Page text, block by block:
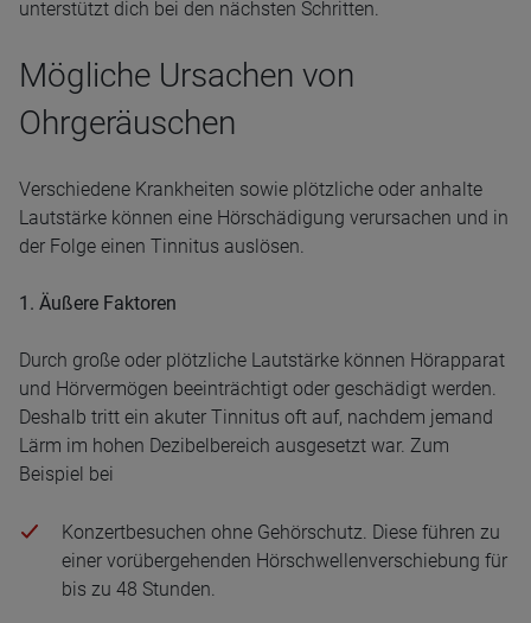
unterstützt dich bei den nächsten Schritten.
Mögliche Ursachen von
Ohrgeräuschen
Verschiedene Krankheiten sowie plötzliche oder anhalte
Lautstärke können eine Hörschädigung verursachen und in
der Folge einen Tinnitus auslösen.
1. Äußere Faktoren
Durch große oder plötzliche Lautstärke können Hörapparat
und Hörvermögen beeinträchtigt oder geschädigt werden.
Deshalb tritt ein akuter Tinnitus oft auf, nachdem jemand
Lärm im hohen Dezibelbereich ausgesetzt war. Zum
Beispiel bei
Konzertbesuchen ohne Gehörschutz. Diese führen zu
einer vorübergehenden Hörschwellenverschiebung für
bis zu 48 Stunden.